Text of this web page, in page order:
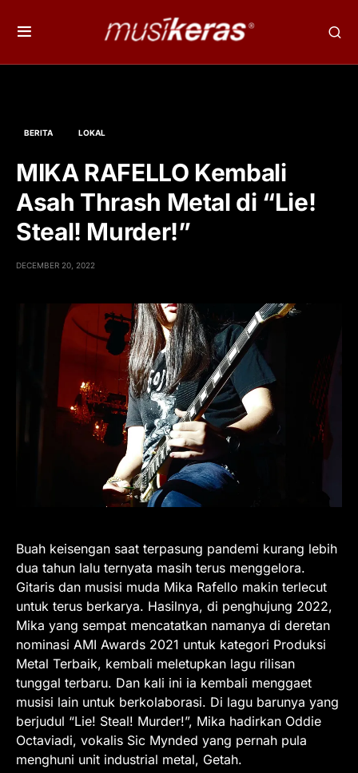
BERITA LOKAL
MIKA RAFELLO Kembali
Asah Thrash Metal di “Lie!
Steal! Murder!”
DECEMBER 20, 2022
Buah keisengan saat terpasung pandemi kurang lebih
dua tahun lalu ternyata masih terus menggelora.
Gitaris dan musisi muda Mika Rafello makin terlecut
untuk terus berkarya. Hasilnya, di penghujung 2022,
Mika yang sempat mencatatkan namanya di deretan
nominasi AMI Awards 2021 untuk kategori Produksi
Metal Terbaik, kembali meletupkan lagu rilisan
tunggal terbaru. Dan kali ini ia kembali menggaet
musisi lain untuk berkolaborasi. Di lagu barunya yang
berjudul “Lie! Steal! Murder!”, Mika hadirkan Oddie
Octaviadi, vokalis Sic Mynded yang pernah pula
menghuni unit industrial metal, Getah.